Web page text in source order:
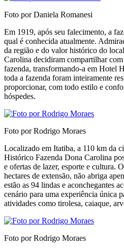
Foto por Daniela Romanesi
Em 1919, após seu falecimento, a
qual é conhecida atualmente.
da região e do valor histórico do
Carolina decidiram compartilhar
fazenda, transformando-a em Hotel
toda a fazenda foram inteiramente
proporcionar, com todo estilo e
hóspedes.
Foto por Rodrigo Moraes
Localizado em Itatiba, a 110 km da
Histórico Fazenda Dona Carolina
e ofertas de lazer, esporte e cultura.
hectares de extensão, não abriga
estão as 94 lindas e aconchegantes
cenário para uma experiência única
atividades como tirolesa, caiaque,
Foto por Rodrigo Moraes